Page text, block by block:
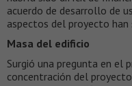
acuerdo de desarrollo de
aspectos del proyecto han
Masa del edificio
Surgió una pregunta en el
concentración del